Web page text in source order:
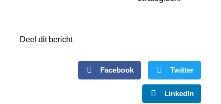
Deel dit bericht
Facebook Twitter
LinkedIn